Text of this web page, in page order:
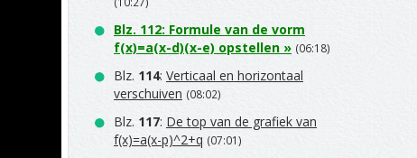
Blz. 112: Formule van de vorm
f(x)=a(x-d)(x-e) opstellen » (06:18)
Blz. 114: Verticaal en horizontaal
verschuiven (08:02)
Blz. 117: De top van de grafiek van
f(x)=a(x-p)^2+q (07:01)